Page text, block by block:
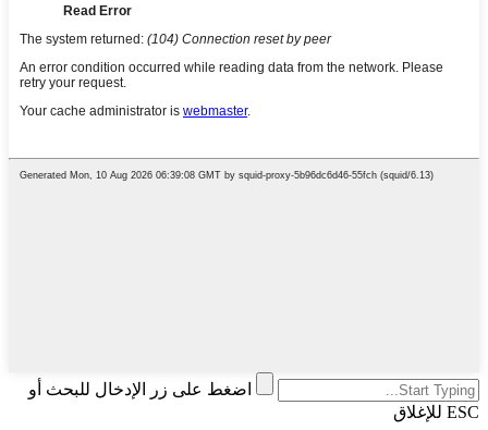
اضغط على زر الإدخال للبحث أو
ESC للإغلاق